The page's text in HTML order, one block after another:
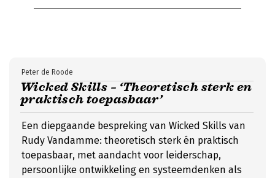
Wicked Skills – ‘Theoretisch sterk en
praktisch toepasbaar’
Peter de Roode
Een diepgaande bespreking van Wicked Skills van
Rudy Vandamme: theoretisch sterk én praktisch
toepasbaar, met aandacht voor leiderschap,
persoonlijke ontwikkeling en systeemdenken als